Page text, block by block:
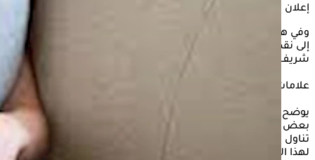
إعلان
وفي هذا السياق، يوضح الكونسلتو العلامات المبكرة التي قد تشير
إلى نقص المغنيسيوم في الجسم، وذلك حسبما ذكره الدكتور
شريف حتة، استشاري الصحة العامة والطب الوقائي.
علامات مبكرة تشير لنقص المغنسيوم في الجسم
يوضح حتة، أن نقص المغنيسيوم قد يحدث نتيجة سوء التغذية، أو
بعض المشكلات الصحية مثل اضطرابات الجهاز الهضمي، أو كثرة
تناول مدرات البول وبعض الأدوية، مما يؤثر على امتصاص الجسم
لهذا العنصر الحيوي، مشيرًا إلى أن هناك بعض العلامات المبكرة